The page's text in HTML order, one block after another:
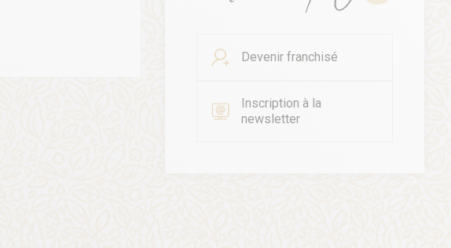
Devenir franchisé
Inscription à la
newsletter